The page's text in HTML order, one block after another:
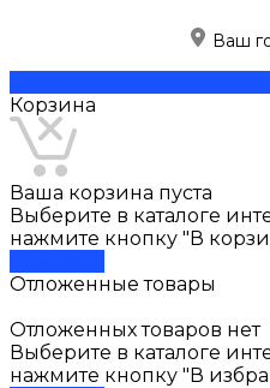
Ваш
Корзина
Ваша корзина пуста
Выберите в каталоге
нажмите кнопку "В
Отложенные товары
Отложенных товаров нет
Выберите в каталоге
нажмите кнопку "В